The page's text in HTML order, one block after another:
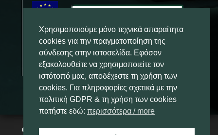
Copyright 2025 – Ανώτατη Σχολή
Χρησιμοποιούμε μόνο τεχνικά απαραίτητα
cookies για την πραγματοποίηση της
σύνδεσης στην ιστοσελίδα. Εφόσον
εξακολουθείτε να χρησιμοποιείτε τον
ιστότοπό μας, αποδέχεστε τη χρήση των
cookies. Για πληροφορίες σχετικά με την
πολιτική GDPR & τη χρήση των cookies
πατήστε εδώ: περισσότερα / more